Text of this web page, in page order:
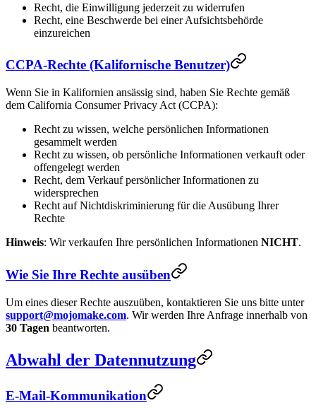
Recht, die Einwilligung jederzeit zu widerrufen
Recht, eine Beschwerde bei einer Aufsichtsbehörde
einzureichen
CCPA-Rechte (Kalifornische Benutzer)
Wenn Sie in Kalifornien ansässig sind, haben Sie Rechte gemäß
dem California Consumer Privacy Act (CCPA):
Recht zu wissen, welche persönlichen Informationen
gesammelt werden
Recht zu wissen, ob persönliche Informationen verkauft oder
offengelegt werden
Recht, dem Verkauf persönlicher Informationen zu
widersprechen
Recht auf Nichtdiskriminierung für die Ausübung Ihrer
Rechte
Hinweis: Wir verkaufen Ihre persönlichen Informationen NICHT.
Wie Sie Ihre Rechte ausüben
Um eines dieser Rechte auszuüben, kontaktieren Sie uns bitte unter
support@mojomake.com. Wir werden Ihre Anfrage innerhalb von
30 Tagen beantworten.
Abwahl der Datennutzung
E-Mail-Kommunikation